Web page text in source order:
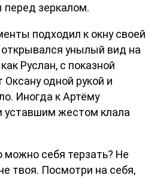
перед зеркалом.
подходил к окну своей
открывался унылый вид на
Руслан, с показной
Оксану одной рукой и
Иногда к Артёму
уставшим жестом клала
можно себя терзать? Не
твоя. Посмотри на себя,